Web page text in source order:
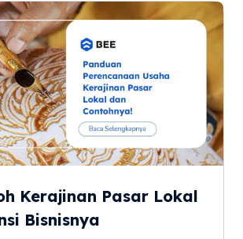
Kerajinan Pasar Lokal
Bisnisnya